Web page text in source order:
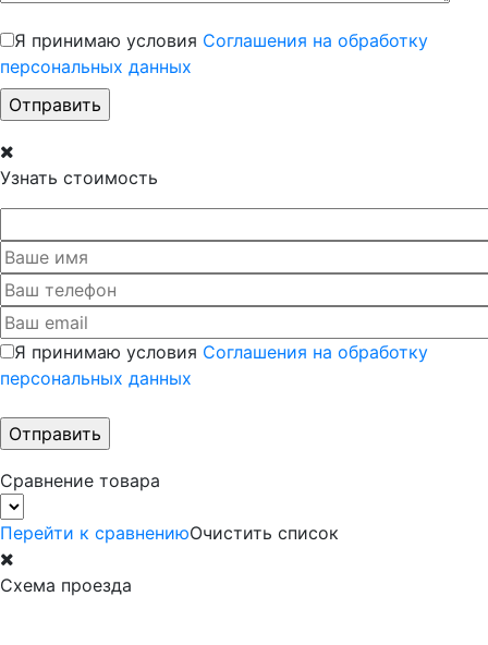
Я принимаю условия Соглашения на обработку
персональных данных
Узнать стоимость
Я принимаю условия Соглашения на обработку
персональных данных
Сравнение товара
Перейти к сравнениюОчистить список
Схема проезда